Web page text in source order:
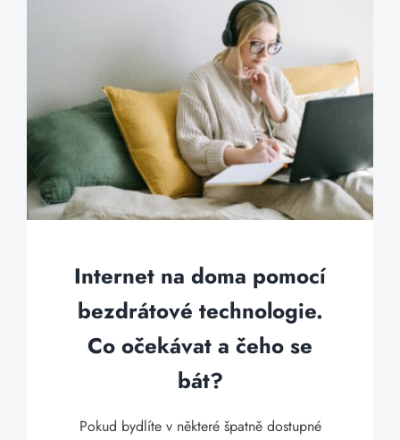
Internet na doma pomocí
bezdrátové technologie.
Co očekávat a čeho se
bát?
Pokud bydlíte v některé špatně dostupné